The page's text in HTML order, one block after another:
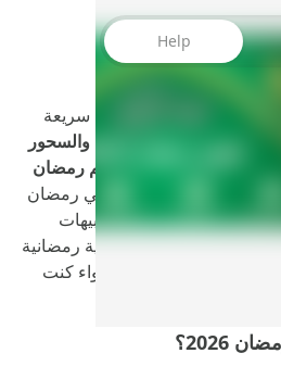
Help
يبحث الكثيرون عن طريقة سريعة
ومتابعة جدول
الإمساك والسحور
هنا يأتي دور تطبيق تقويم رمضان
الذي يمنحك كل ما تحتاجه في رمضان
،تقويم رمضان كامل، تنبيهات
إلىمواقيت الصلاةوأدعية رمضانية
عبادتك بسهولة، سواء كنت
2026؟